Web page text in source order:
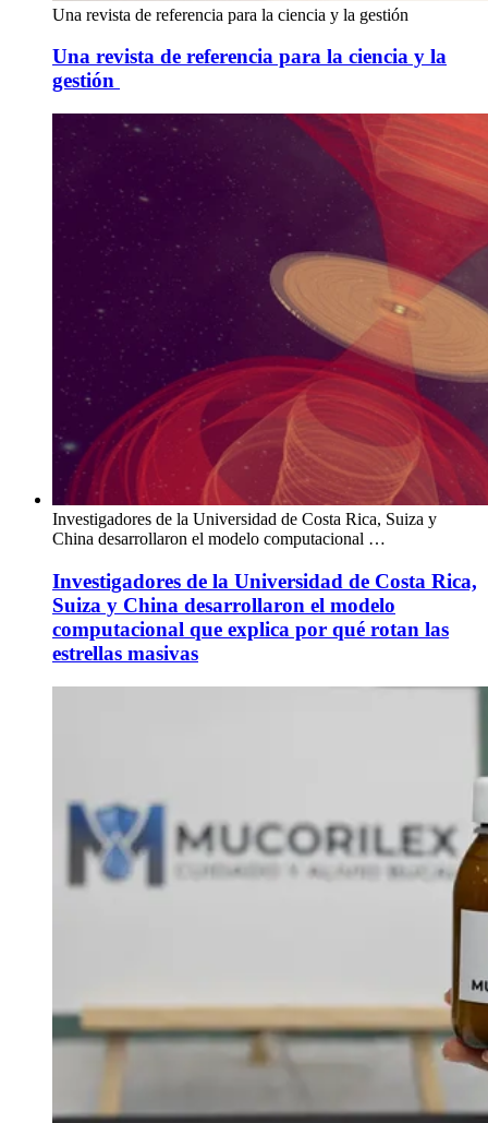
Una revista de referencia para la ciencia y la gestión
Una revista de referencia para la ciencia y la
gestión
Investigadores de la Universidad de Costa Rica, Suiza y
China desarrollaron el modelo computacional …
Investigadores de la Universidad de Costa Rica,
Suiza y China desarrollaron el modelo
computacional que explica por qué rotan las
estrellas masivas